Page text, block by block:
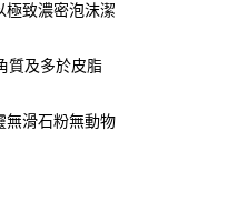
極致濃密泡沫潔
質及多於皮脂
無滑石粉無動物